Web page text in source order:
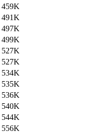
459K
491K
497K
499K
527K
527K
534K
535K
536K
540K
544K
556K